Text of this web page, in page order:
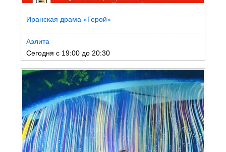
Иранская драма «Герой»
Аэлита
Сегодня с 19:00 до 20:30